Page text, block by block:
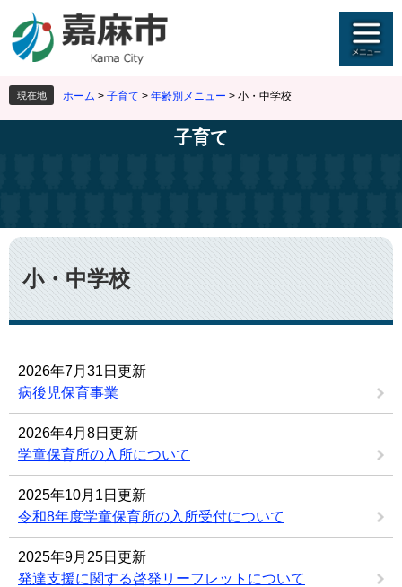
ジ
先
頭
で
ュ
を
飛
ば
現在地 ホーム > 子育て > 年齢別メニュー > 小・中学校
子育て
本
文
小・中学校
2026年7月31日更新
病後児保育事業
2026年4月8日更新
学童保育所の入所について
2025年10月1日更新
令和8年度学童保育所の入所受付について
2025年9月25日更新
発達支援に関する啓発リーフレットについて